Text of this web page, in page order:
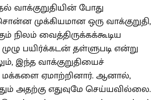
வாக்குறுதியின் போது
முக்கியமான ஒரு வாக்குறுதி,
நிலம் வைத்திருக்கக்கூடிய
பயிர்க்கடன் தள்ளுபடி என்று
இந்த வாக்குறுதியைச்
ஏமாற்றினார். ஆனால்,
அதற்கு எதுவுமே செய்யவில்லை.